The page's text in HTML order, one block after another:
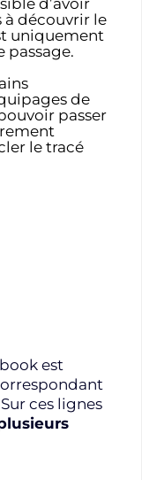
d’avoir
à découvrir le
uniquement
passage.
de
passer
le tracé
est
ces lignes